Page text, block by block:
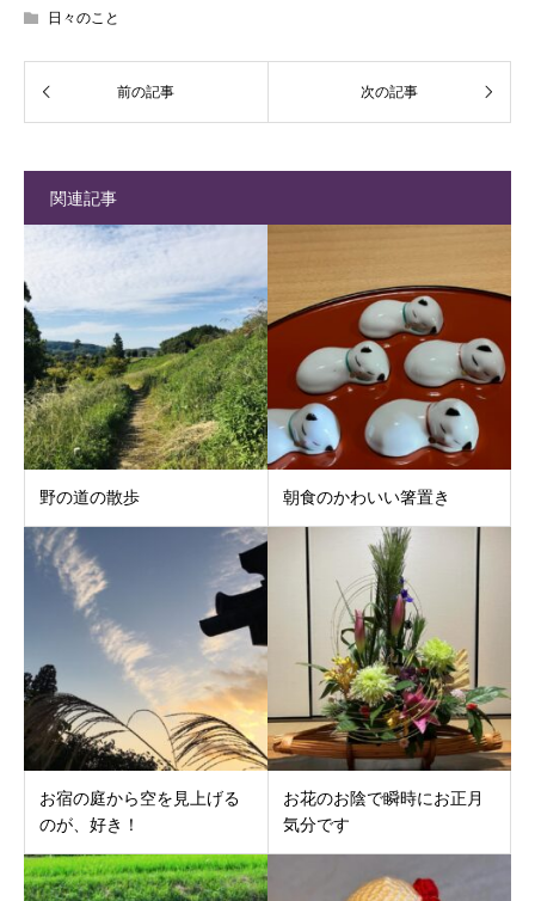
日々のこと
関連記事
野の道の散歩 朝食のかわいい箸置き
お宿の庭から空を見上げる
のが、好き！
お花のお陰で瞬時にお正月
気分です